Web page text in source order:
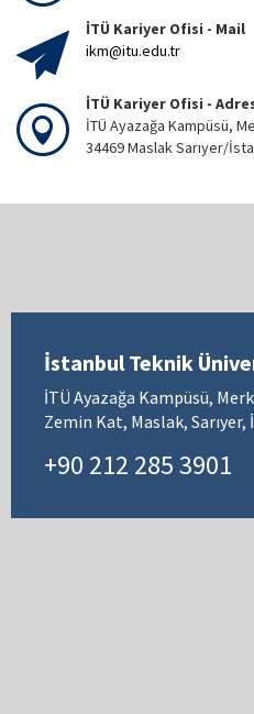
İTÜ Kariyer Ofisi - Mail
ikm@itu.edu.tr
İTÜ Kariyer Ofisi -
İTÜ Ayazağa Kampüsü,
34469 Maslak Sarıyer/
İstanbul Teknik
İTÜ Ayazağa Kampüsü,
Zemin Kat, Maslak,
+90 212 285 3901